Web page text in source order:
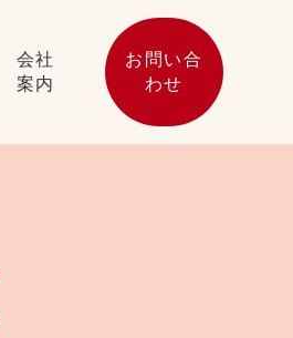
会社
案内
お問い合
わせ